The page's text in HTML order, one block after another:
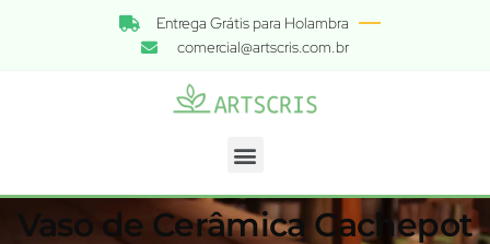
Entrega Grátis para Holambra
comercial@artscris.com.br
Vaso de Cerâmica Cachepot